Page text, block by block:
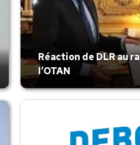
Réaction de DLR au
l’OTAN